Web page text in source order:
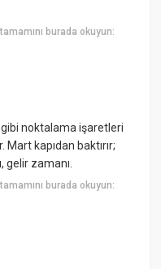
burada okuyun:
gibi noktalama işaretleri
kapıdan baktırır;
gelir zamanı.
burada okuyun: